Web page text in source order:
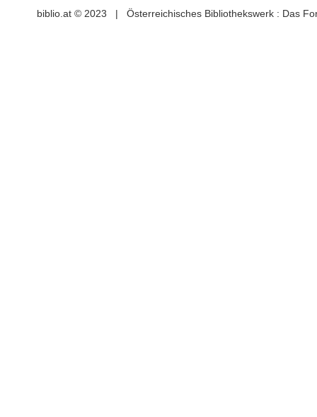
biblio.at © 2023 | Österreichisches Bibliothekswerk : Das